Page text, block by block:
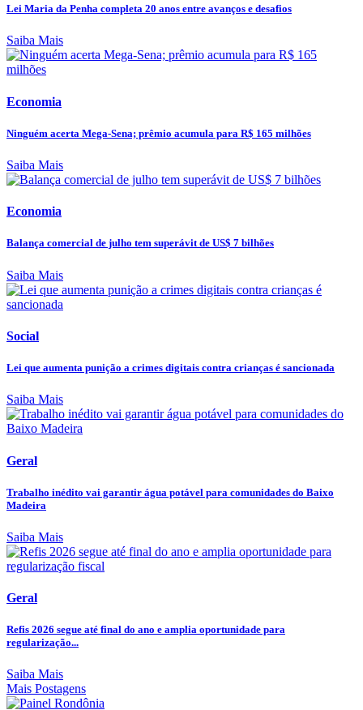
Lei Maria da Penha completa 20 anos entre avanços e desafios
Saiba Mais
Economia
Ninguém acerta Mega-Sena; prêmio acumula para R$ 165 milhões
Saiba Mais
Economia
Balança comercial de julho tem superávit de US$ 7 bilhões
Saiba Mais
Social
Lei que aumenta punição a crimes digitais contra crianças é sancionada
Saiba Mais
Geral
Trabalho inédito vai garantir água potável para comunidades do Baixo
Madeira
Saiba Mais
Geral
Refis 2026 segue até final do ano e amplia oportunidade para
regularização...
Saiba Mais
Mais Postagens